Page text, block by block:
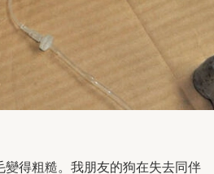
得粗糙。我朋友的狗在失去同伴